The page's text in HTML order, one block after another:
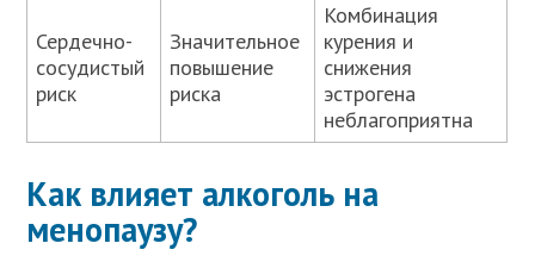
Сердечно-
сосудистый
риск
Значительное
повышение
риска
Комбинация
курения и
снижения
эстрогена
неблагоприятна
Как влияет алкоголь на
менопаузу?